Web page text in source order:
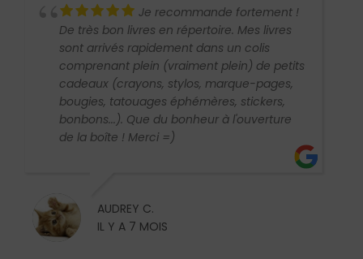
Je recommande fortement !
De très bon livres en répertoire. Mes livres
sont arrivés rapidement dans un colis
comprenant plein (vraiment plein) de petits
cadeaux (crayons, stylos, marque-pages,
bougies, tatouages éphémères, stickers,
bonbons...). Que du bonheur à l'ouverture
de la boîte ! Merci =)
AUDREY C.
IL Y A 7 MOIS